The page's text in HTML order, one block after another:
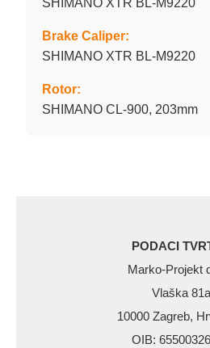
SHIMANO XTR BL-M9220
Brake Caliper:
SHIMANO XTR BL-M9220
Rotor:
SHIMANO CL-900, 203mm
PODACI
Marko-Projekt
Vlaška 81a
10000 Zagreb,
OIB: